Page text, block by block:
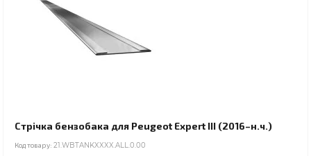
Стрічка бензобака для Peugeot Expert III (2016–н.ч.)
Код товару: 21.WBTANKXXXX.ALL.0.00